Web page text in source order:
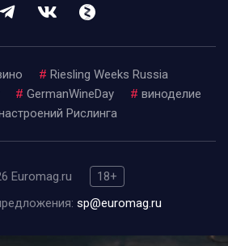
# Riesling Weeks Russia
# GermanWineDay # виноделие
Рислинга
Euromag.ru
18+
sp@euromag.ru